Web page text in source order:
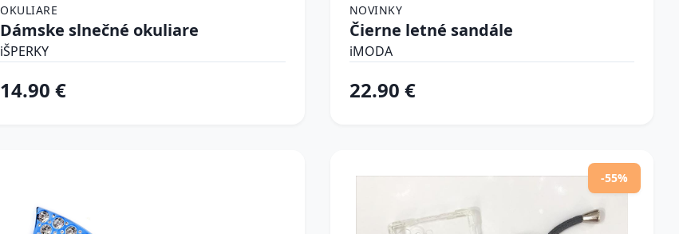
OKULIARE
Dámske slnečné okuliare
iŠPERKY
14.90 €
NOVINKY
Čierne letné sandále
iMODA
22.90 €
-55%